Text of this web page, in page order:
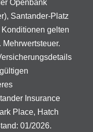
Openbank
Santander-Platz
gelten
Insurance
Place, Hatch
01/2026.